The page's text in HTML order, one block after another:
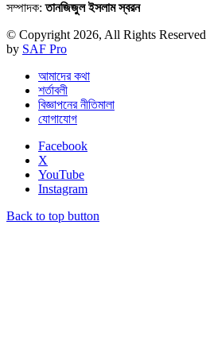
সম্পাদক:তানজিজুল ইসলাম স্বরন
© Copyright 2026, All Rights Reserved
by SAF Pro
আমাদের কথা
শর্তাবলী
বিজ্ঞাপনের নীতিমালা
যোগাযোগ
Facebook
X
YouTube
Instagram
Back to top button